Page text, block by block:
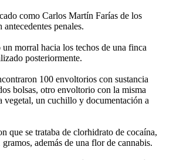
como Carlos Martín Farías de los
penales.
morral hacia los techos de una finca
posteriormente.
100 envoltorios con sustancia
bolsas, otro envoltorio con la misma
vegetal, un cuchillo y documentación a
que se trataba de clorhidrato de cocaína,
además de una flor de cannabis.